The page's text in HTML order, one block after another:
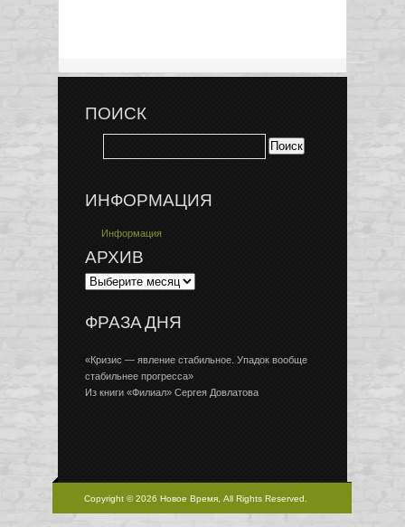
ПОИСК
ИНФОРМАЦИЯ
Информация
АРХИВ
ФРАЗА ДНЯ
«Кризис — явление стабильное. Упадок вообще
стабильнее прогресса»
Из книги «Филиал» Сергея Довлатова
Copyright © 2026 Новое Время, All Rights Reserved.